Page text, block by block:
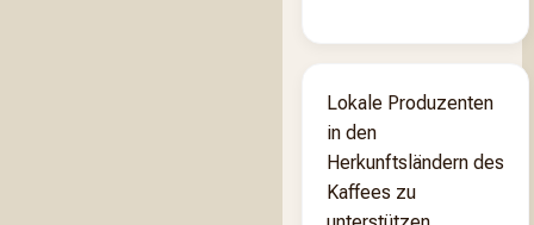
Lokale Produzenten
in den
Herkunftsländern des
Kaffees zu